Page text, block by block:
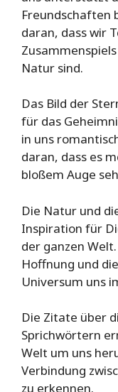
Freundschaften
daran, dass wir
Natur sind.
Das Bild der
für das
in uns
daran, dass es
bloßem Auge
Die Natur und
Inspiration für
der ganzen
Hoffnung und
Universum uns
Die Zitate über
Sprichwörtern
Welt um uns
Verbindung
zu erkennen.